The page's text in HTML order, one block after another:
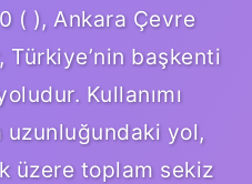
( ), Ankara Çevre
başkenti
Kullanımı
yol,
üzere toplam sekiz